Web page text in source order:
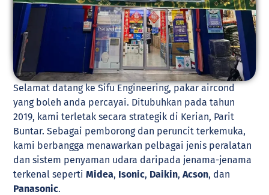
Selamat datang ke Sifu Engineering, pakar aircond
yang boleh anda percayai. Ditubuhkan pada tahun
2019, kami terletak secara strategik di Kerian, Parit
Buntar. Sebagai pemborong dan peruncit terkemuka,
kami berbangga menawarkan pelbagai jenis peralatan
dan sistem penyaman udara daripada jenama-jenama
terkenal sepertiMidea, Isonic, Daikin,Acson, dan
Panasonic.